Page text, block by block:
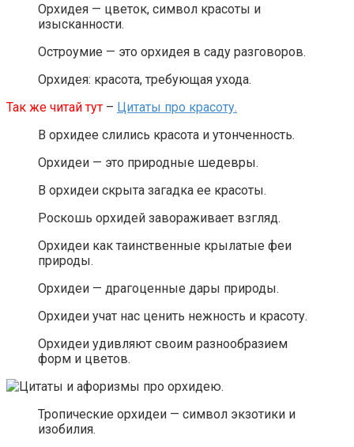
Орхидея — цветок, символ красоты и
изысканности.
Остроумие — это орхидея в саду разговоров.
Орхидея: красота, требующая ухода.
Так же читай тут – Цитаты про красоту.
В орхидее слились красота и утонченность.
Орхидеи — это природные шедевры.
В орхидеи скрыта загадка ее красоты.
Роскошь орхидей завораживает взгляд.
Орхидеи как таинственные крылатые феи
природы.
Орхидеи — драгоценные дары природы.
Орхидеи учат нас ценить нежность и красоту.
Орхидеи удивляют своим разнообразием
форм и цветов.
Тропические орхидеи — символ экзотики и
изобилия.